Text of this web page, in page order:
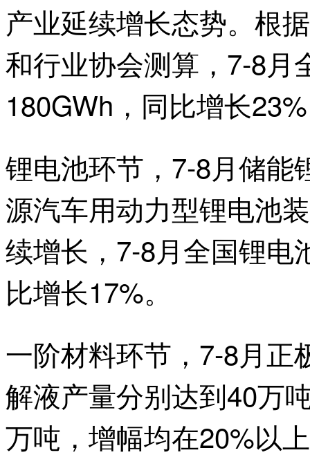
产业延续增长态势。根
和行业协会测算，7-8月
180GWh，同比增长
锂电池环节，7-8月储能
源汽车用动力型锂电池
续增长，7-8月全国锂电
比增长17%。
一阶材料环节，7-8月正
解液产量分别达到40万
万吨，增幅均在20%以